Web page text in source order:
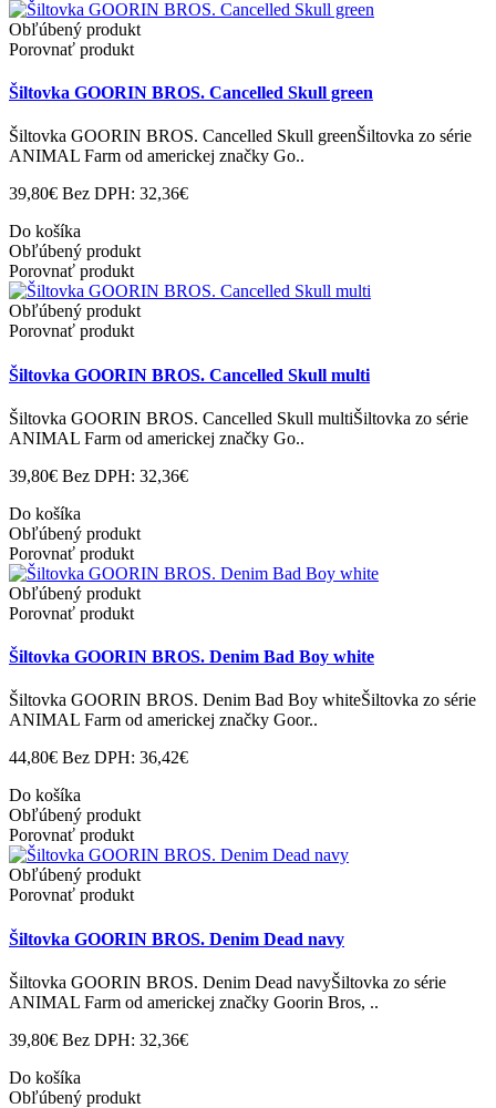
Obľúbený produkt
Porovnať produkt
Šiltovka GOORIN BROS. Cancelled Skull green
Šiltovka GOORIN BROS. Cancelled Skull greenŠiltovka zo série
ANIMAL Farm od americkej značky Go..
39,80€ Bez DPH: 32,36€
Do košíka
Obľúbený produkt
Porovnať produkt
Obľúbený produkt
Porovnať produkt
Šiltovka GOORIN BROS. Cancelled Skull multi
Šiltovka GOORIN BROS. Cancelled Skull multiŠiltovka zo série
ANIMAL Farm od americkej značky Go..
39,80€ Bez DPH: 32,36€
Do košíka
Obľúbený produkt
Porovnať produkt
Obľúbený produkt
Porovnať produkt
Šiltovka GOORIN BROS. Denim Bad Boy white
Šiltovka GOORIN BROS. Denim Bad Boy whiteŠiltovka zo série
ANIMAL Farm od americkej značky Goor..
44,80€ Bez DPH: 36,42€
Do košíka
Obľúbený produkt
Porovnať produkt
Obľúbený produkt
Porovnať produkt
Šiltovka GOORIN BROS. Denim Dead navy
Šiltovka GOORIN BROS. Denim Dead navyŠiltovka zo série
ANIMAL Farm od americkej značky Goorin Bros, ..
39,80€ Bez DPH: 32,36€
Do košíka
Obľúbený produkt